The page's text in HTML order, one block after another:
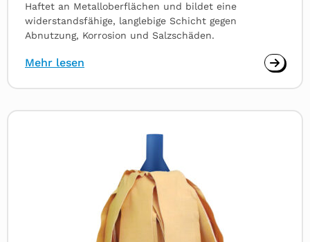
Haftet an Metalloberflächen und bildet eine
widerstandsfähige, langlebige Schicht gegen
Abnutzung, Korrosion und Salzschäden.
Mehr lesen
Read